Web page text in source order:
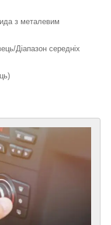
з металевим
Діапазон середніх